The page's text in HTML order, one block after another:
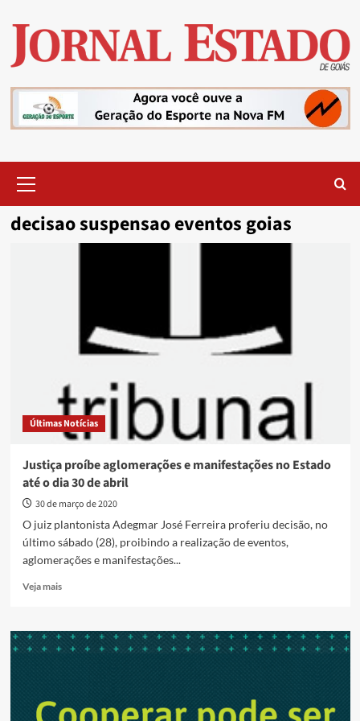
content
Menu
decisao suspensao eventos goias
Últimas Notícias
Justiça proíbe aglomerações e manifestações no Estado
até o dia 30 de abril
30 de março de 2020
O juiz plantonista Adegmar José Ferreira proferiu decisão, no
último sábado (28), proibindo a realização de eventos,
aglomerações e manifestações...
Veja maisRead
Justiça
proíbe
no